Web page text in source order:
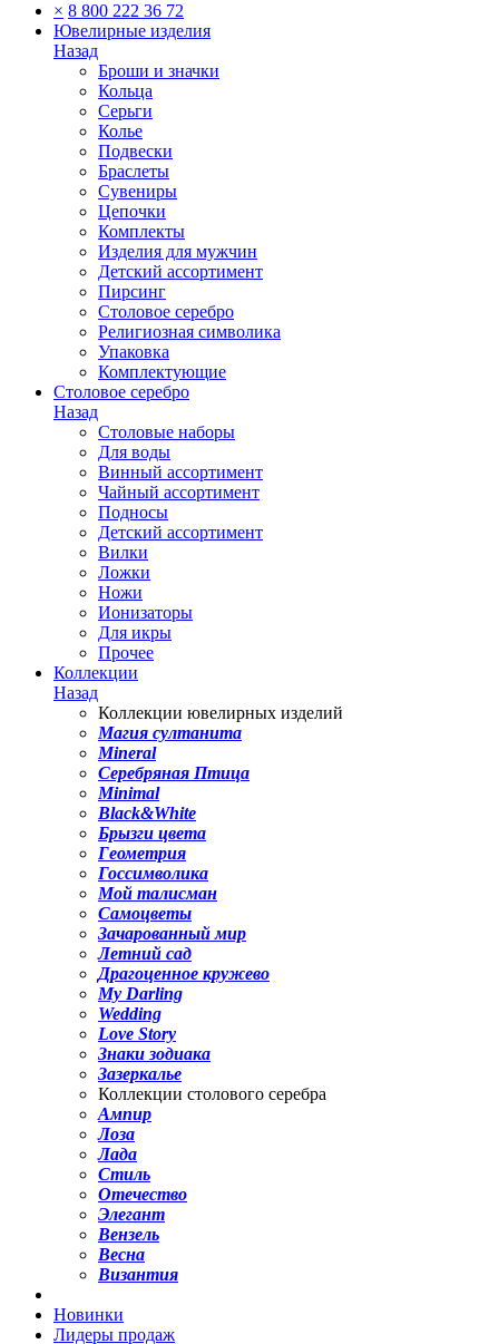
× 8 800 222 36 72
Ювелирные изделия
Назад
Броши и значки
Кольца
Серьги
Колье
Подвески
Браслеты
Сувениры
Цепочки
Комплекты
Изделия для мужчин
Детский ассортимент
Пирсинг
Столовое серебро
Религиозная символика
Упаковка
Комплектующие
Столовое серебро
Назад
Столовые наборы
Для воды
Винный ассортимент
Чайный ассортимент
Подносы
Детский ассортимент
Вилки
Ложки
Ножи
Ионизаторы
Для икры
Прочее
Коллекции
Назад
Коллекции ювелирных изделий
Магия султанита
Mineral
Серебряная Птица
Minimal
Black&White
Брызги цвета
Геометрия
Госсимволика
Мой талисман
Самоцветы
Зачарованный мир
Летний сад
Драгоценное кружево
My Darling
Wedding
Love Story
Знаки зодиака
Зазеркалье
Коллекции столового серебра
Ампир
Лоза
Лада
Стиль
Отечество
Элегант
Вензель
Весна
Византия
Новинки
Лидеры продаж